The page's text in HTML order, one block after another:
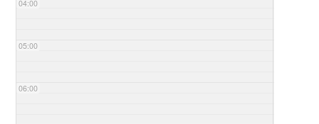
04:00
05:00
06:00